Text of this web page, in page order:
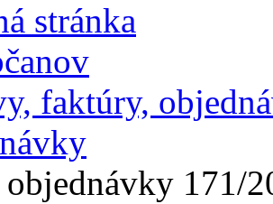
stránka
faktúry,
171/